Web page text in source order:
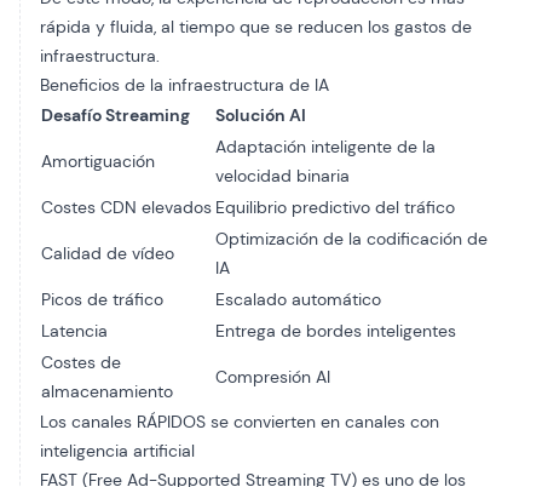
rápida y fluida, al tiempo que se reducen los gastos de
infraestructura.
Beneficios de la infraestructura de IA
Desafío Streaming
Solución AI
Amortiguación
Adaptación inteligente de la
velocidad binaria
Costes CDN elevados Equilibrio predictivo del tráfico
Calidad de vídeo
Optimización de la codificación de
IA
Picos de tráfico
Escalado automático
Latencia
Entrega de bordes inteligentes
Costes de
almacenamiento
Compresión AI
Los canales RÁPIDOS se convierten en canales con
inteligencia artificial
FAST (Free Ad-Supported Streaming TV) es uno de los